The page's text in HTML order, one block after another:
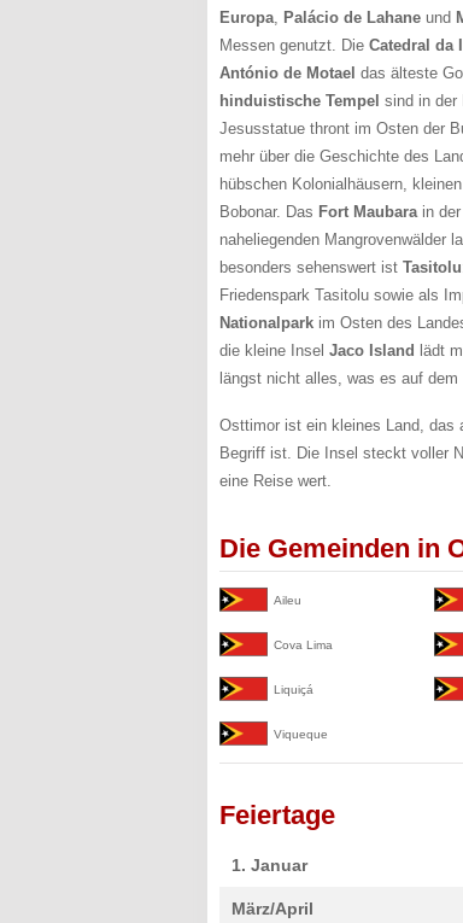
Europa, Palácio de Lahane und
Messen genutzt. Die Catedral da
António de Motael das älteste
hinduistische Tempel sind in der
Jesusstatue thront im Osten der
mehr über die Geschichte des
hübschen Kolonialhäusern,
Bobonar. Das Fort Maubarain der
naheliegenden Mangrovenwälder
besonders sehenswert ist Tasitolu
Friedenspark Tasitolu sowie als
Nationalpark im Osten des
die kleine Insel Jaco Island lädt
längst nicht alles, was es auf
Osttimor ist ein kleines Land, das
Begriff ist. Die Insel steckt voller
eine Reise wert.
Die Gemeinden in
Aileu
Cova Lima
Liquiçá
Viqueque
Feiertage
1. Januar
März/April